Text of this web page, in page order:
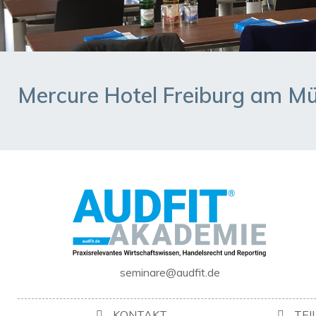
Mercure Hotel Freiburg am
seminare@audfit.de